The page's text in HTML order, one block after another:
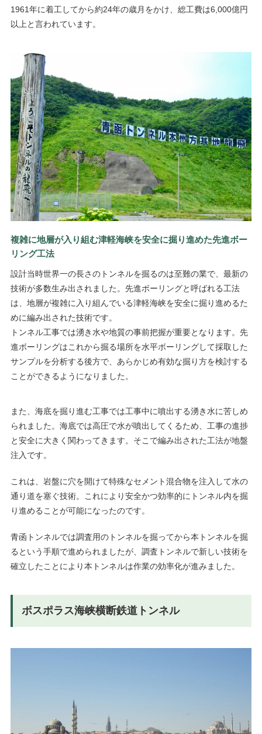
1961年に着工してから約24年の歳月をかけ、総工費は6,000億円
以上と言われています。
複雑に地層が入り組む津軽海峡を安全に掘り進めた先進ボー
リング工法
設計当時世界一の長さのトンネルを掘るのは至難の業で、最新の
技術が多数生み出されました。先進ボーリングと呼ばれる工法
は、地層が複雑に入り組んでいる津軽海峡を安全に掘り進めるた
めに編み出された技術です。
トンネル工事では湧き水や地質の事前把握が重要となります。先
進ボーリングはこれから掘る場所を水平ボーリングして採取した
サンプルを分析する後方で、あらかじめ有効な掘り方を検討する
ことができるようになりました。
また、海底を掘り進む工事では工事中に噴出する湧き水に苦しめ
られました。海底では高圧で水が噴出してくるため、工事の進捗
と安全に大きく関わってきます。そこで編み出された工法が地盤
注入です。
これは、岩盤に穴を開けて特殊なセメント混合物を注入して水の
通り道を塞ぐ技術。これにより安全かつ効率的にトンネル内を掘
り進めることが可能になったのです。
青函トンネルでは調査用のトンネルを掘ってから本トンネルを掘
るという手順で進められましたが、調査トンネルで新しい技術を
確立したことにより本トンネルは作業の効率化が進みました。
ボスポラス海峡横断鉄道トンネル